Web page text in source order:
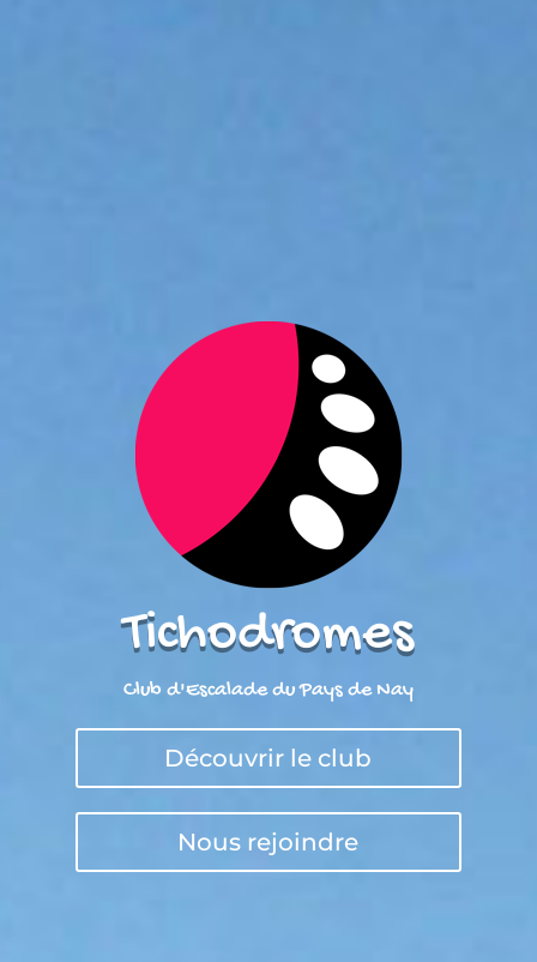
Tichodromes
Club d'Escalade du Pays de Nay
Découvrir le club
Nous rejoindre